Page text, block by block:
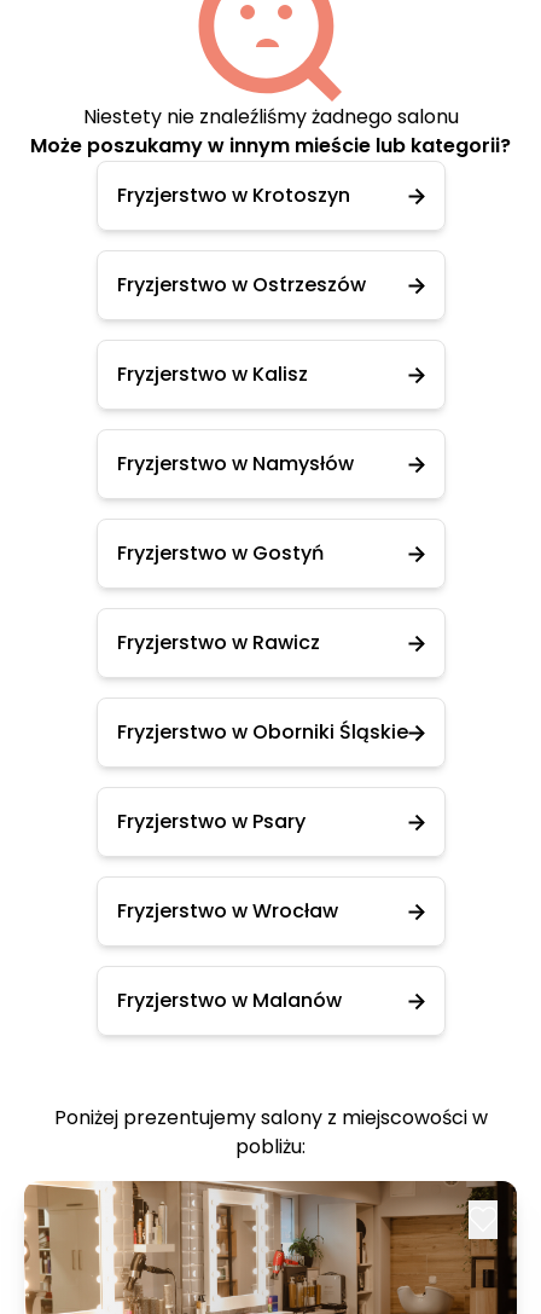
Niestety nie znaleźliśmy żadnego salonu
Może poszukamy w innym mieście lub kategorii?
Fryzjerstwo w Krotoszyn
Fryzjerstwo w Ostrzeszów
Fryzjerstwo w Kalisz
Fryzjerstwo w Namysłów
Fryzjerstwo w Gostyń
Fryzjerstwo w Rawicz
Fryzjerstwo w Oborniki Śląskie
Fryzjerstwo w Psary
Fryzjerstwo w Wrocław
Fryzjerstwo w Malanów
Poniżej prezentujemy salony z miejscowości w
pobliżu: